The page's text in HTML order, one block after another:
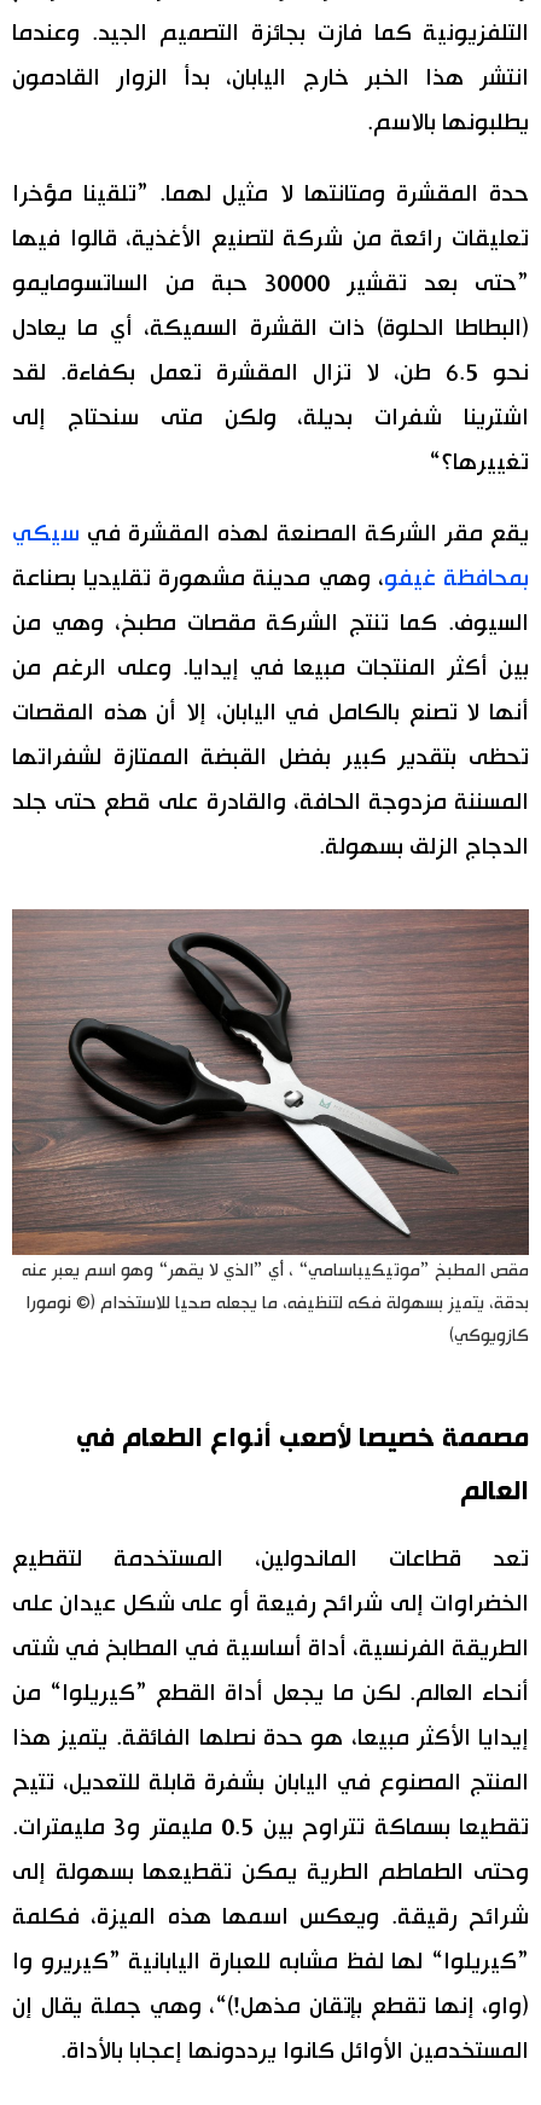
التلفزيونية كما فازت بجائزة التصميم الجيد. وعندما
انتشر هذا الخبر خارج اليابان، بدأ الزوار القادمون
يطلبونها بالاسم.
حدة المقشرة ومتانتها لا مثيل لهما. ”تلقينا مؤخرا
تعليقات رائعة من شركة لتصنيع الأغذية، قالوا فيها
”حتى بعد تقشير 30000 حبة من الساتسومايمو
(البطاطا الحلوة) ذات القشرة السميكة، أي ما يعادل
نحو 6.5 طن، لا تزال المقشرة تعمل بكفاءة. لقد
اشترينا شفرات بديلة، ولكن متى سنحتاج إلى
تغييرها؟“
يقع مقر الشركة المصنعة لهذه المقشرة في سيكي
بمحافظة غيفو، وهي مدينة مشهورة تقليديا بصناعة
السيوف. كما تنتج الشركة مقصات مطبخ، وهي من
بين أكثر المنتجات مبيعا في إيدايا. وعلى الرغم من
أنها لا تصنع بالكامل في اليابان، إلا أن هذه المقصات
تحظى بتقدير كبير بفضل القبضة الممتازة لشفراتها
المسننة مزدوجة الحافة، والقادرة على قطع حتى جلد
الدجاج الزلق بسهولة.
مقص المطبخ ”موتيكيباسامي“ ، أي ”الذي لا يقهر“ وهو اسم يعبر عنه
بدقة، يتميز بسهولة فكه لتنظيفه، ما يجعله صحيا للاستخدام (© نومورا
كازويوكي)
مصممة خصيصا لأصعب أنواع الطعام في
العالم
تعد قطاعات الماندولين، المستخدمة لتقطيع
الخضراوات إلى شرائح رفيعة أو على شكل عيدان على
الطريقة الفرنسية، أداة أساسية في المطابخ في شتى
أنحاء العالم. لكن ما يجعل أداة القطع ”كيريلوا“ من
إيدايا الأكثر مبيعا، هو حدة نصلها الفائقة. يتميز هذا
المنتج المصنوع في اليابان بشفرة قابلة للتعديل، تتيح
تقطيعا بسماكة تتراوح بين 0.5 مليمتر و3 مليمترات.
وحتى الطماطم الطرية يمكن تقطيعها بسهولة إلى
شرائح رقيقة. ويعكس اسمها هذه الميزة، فكلمة
”كيريلوا“ لها لفظ مشابه للعبارة اليابانية ”كيريرو وا
(واو، إنها تقطع بإتقان مذهل!)“، وهي جملة يقال إن
المستخدمين الأوائل كانوا يرددونها إعجابا بالأداة.